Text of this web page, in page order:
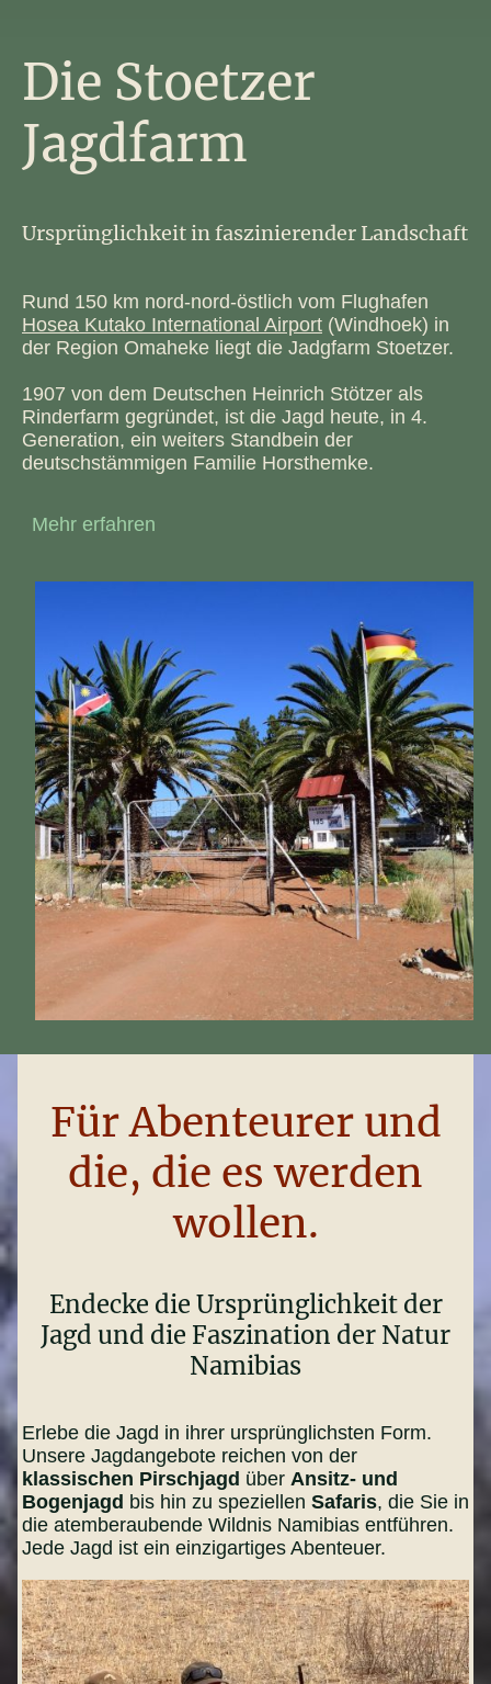
Die Stoetzer
Jagdfarm
Ursprünglichkeit in faszinierender Landschaft
Rund 150 km nord-nord-östlich vom Flughafen
Hosea Kutako International Airport (Windhoek) in
der Region Omaheke liegt die Jadgfarm Stoetzer.
1907 von dem Deutschen Heinrich Stötzer als
Rinderfarm gegründet, ist die Jagd heute, in 4.
Generation, ein weiters Standbein der
deutschstämmigen Familie Horsthemke.
Mehr erfahren
Für Abenteurer und
die, die es werden
wollen.
Endecke die Ursprünglichkeit der
Jagd und die Faszination der Natur
Namibias
Erlebe die Jagd in ihrer ursprünglichsten Form.
Unsere Jagdangebote reichen von der
klassischen Pirschjagd über Ansitz- und
Bogenjagd bis hin zu speziellen Safaris, die Sie in
die atemberaubende Wildnis Namibias entführen.
Jede Jagd ist ein einzigartiges Abenteuer.